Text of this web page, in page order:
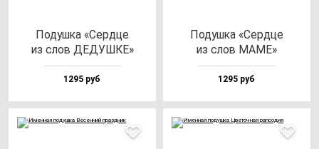
Подуш­ка «Сер­дце
из слов ДЕДУШКЕ»
1295 руб
Подуш­ка «Сер­дце
из слов МАМЕ»
1295 руб